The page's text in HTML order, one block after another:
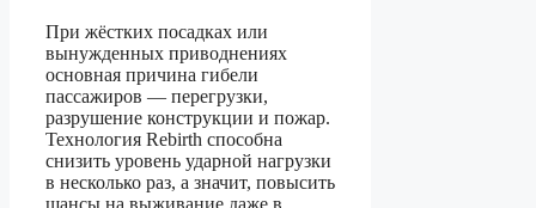
При жёстких посадках или
вынужденных приводнениях
основная причина гибели
пассажиров — перегрузки,
разрушение конструкции и пожар.
Технология Rebirth способна
снизить уровень ударной нагрузки
в несколько раз, а значит, повысить